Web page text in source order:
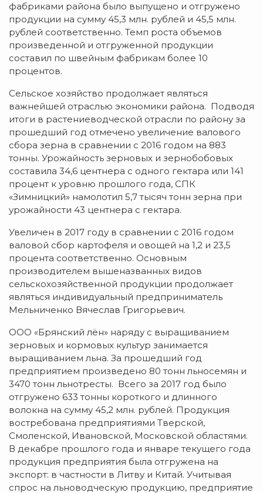
фабриками района было выпущено и отгружено
продукции на сумму 45,3 млн. рублей и 45,5 млн.
рублей соответственно. Темп роста объемов
произведенной и отгруженной продукции
составил по швейным фабрикам более 10
процентов.
Сельское хозяйство продолжает являться
важнейшей отраслью экономики района. Подводя
итоги в растениеводческой отрасли по району за
прошедший год отмечено увеличение валового
сбора зерна в сравнении с 2016 годом на 883
тонны. Урожайность зерновых и зернобобовых
составила 34,6 центнера с одного гектара или 141
процент к уровню прошлого года, СПК
«Зимницкий» намолотил 5,7 тысяч тонн зерна при
урожайности 43 центнера с гектара.
Увеличен в 2017 году в сравнении с 2016 годом
валовой сбор картофеля и овощей на 1,2 и 23,5
процента соответственно. Основным
производителем вышеназванных видов
сельскохозяйственной продукции продолжает
являться индивидуальный предприниматель
Мельниченко Вячеслав Григорьевич.
ООО «Брянский лён» наряду с выращиванием
зерновых и кормовых культур занимается
выращиванием льна. За прошедший год
предприятием произведено 80 тонн льносемян и
3470 тонн льнотресты. Всего за 2017 год было
отгружено 633 тонны короткого и длинного
волокна на сумму 45,2 млн. рублей. Продукция
востребована предприятиями Тверской,
Смоленской, Ивановской, Московской областями.
В декабре прошлого года и январе текущего года
продукция предприятия была отгружена на
экспорт: в частности в Литву и Китай. Учитывая
спрос на льноводческую продукцию, предприятие